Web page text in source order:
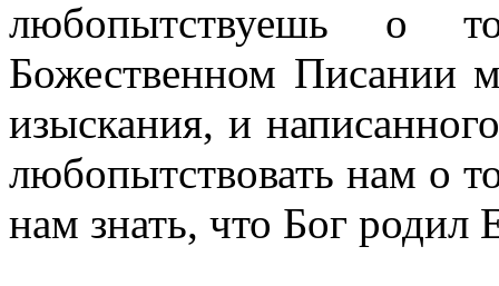
любопытствуешь о
Божественном Писании
изыскания, и
любопытствовать нам о
нам знать, что Бог родил